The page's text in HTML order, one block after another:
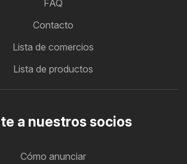
FAQ
Contacto
Lista de comercios
Lista de productos
a nuestros socios
Cómo anunciar